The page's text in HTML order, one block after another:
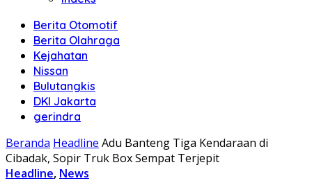
Berita Otomotif
Berita Olahraga
Kejahatan
Nissan
Bulutangkis
DKI Jakarta
gerindra
Beranda Headline Adu Banteng Tiga Kendaraan di
Cibadak, Sopir Truk Box Sempat Terjepit
Headline, News